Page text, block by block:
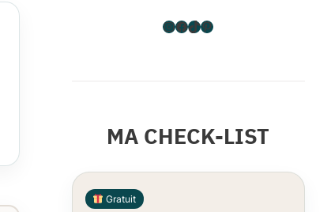
InstagramFacebook TikTok Pinterest
MA CHECK-LIST
Gratuit